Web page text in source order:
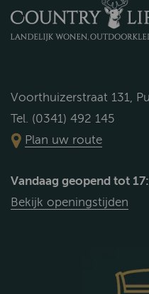
Voorthuizerstraat 131,
Tel. (0341) 492 145
Plan uw route
Vandaag geopend tot
Bekijk openingstijden